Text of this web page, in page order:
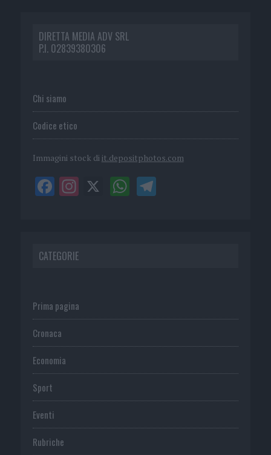
DIRETTA MEDIA ADV SRL
P.I. 02839380306
Chi siamo
Codice etico
Immagini stock di it.depositphotos.com
CATEGORIE
Prima pagina
Cronaca
Economia
Sport
Eventi
Rubriche